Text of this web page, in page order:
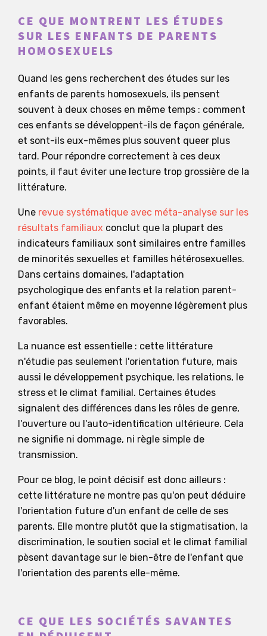
CE QUE MONTRENT LES ÉTUDES
SUR LES ENFANTS DE PARENTS
HOMOSEXUELS
Quand les gens recherchent des études sur les
enfants de parents homosexuels, ils pensent
souvent à deux choses en même temps : comment
ces enfants se développent-ils de façon générale,
et sont-ils eux-mêmes plus souvent queer plus
tard. Pour répondre correctement à ces deux
points, il faut éviter une lecture trop grossière de la
littérature.
Une revue systématique avec méta-analyse sur les
résultats familiaux conclut que la plupart des
indicateurs familiaux sont similaires entre familles
de minorités sexuelles et familles hétérosexuelles.
Dans certains domaines, l'adaptation
psychologique des enfants et la relation parent-
enfant étaient même en moyenne légèrement plus
favorables.
La nuance est essentielle : cette littérature
n'étudie pas seulement l'orientation future, mais
aussi le développement psychique, les relations, le
stress et le climat familial. Certaines études
signalent des différences dans les rôles de genre,
l'ouverture ou l'auto-identification ultérieure. Cela
ne signifie ni dommage, ni règle simple de
transmission.
Pour ce blog, le point décisif est donc ailleurs :
cette littérature ne montre pas qu'on peut déduire
l'orientation future d'un enfant de celle de ses
parents. Elle montre plutôt que la stigmatisation, la
discrimination, le soutien social et le climat familial
pèsent davantage sur le bien-être de l'enfant que
l'orientation des parents elle-même.
CE QUE LES SOCIÉTÉS SAVANTES